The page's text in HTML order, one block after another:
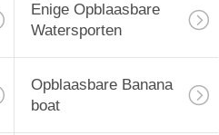
Enige Opblaasbare
Watersporten
Opblaasbare Banana
boat